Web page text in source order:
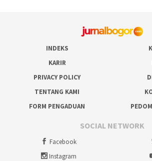
INDEKS
KARIR
PRIVACY POLICY
TENTANG KAMI
FORM PENGADUAN
SOCIAL NETWORK
Facebook
Instagram